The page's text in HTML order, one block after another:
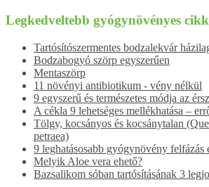
Legkedveltebb gyógynövényes
Tartósítószermentes bodzalekvár
Bodzabogyó szörp egyszerűen
Mentaszörp
11 növényi antibiotikum - vény nélkül
9 egyszerű és természetes módja az
A cékla 9 lehetséges mellékhatása –
Tölgy, kocsányos és kocsánytalan
petraea)
9 leghatásosabb gyógynövény felfázás
Melyik Aloe vera ehető?
Bazsalikom sóban tartósításának 3